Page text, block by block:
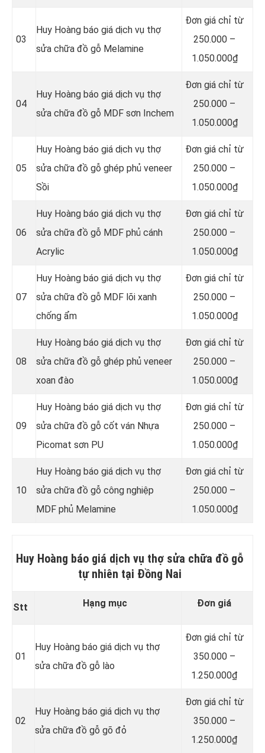
03
Huy Hoàng báo giá dịch vụ thợ
sửa chữa đồ gỗ Melamine
Đơn giá chỉ từ
250.000 –
1.050.000₫
04
Huy Hoàng báo giá dịch vụ thợ
sửa chữa đồ gỗ MDF sơn Inchem
Đơn giá chỉ từ
250.000 –
1.050.000₫
05
Huy Hoàng báo giá dịch vụ thợ
sửa chữa đồ gỗ ghép phủ veneer
Sồi
Đơn giá chỉ từ
250.000 –
1.050.000₫
06
Huy Hoàng báo giá dịch vụ thợ
sửa chữa đồ gỗ MDF phủ cánh
Acrylic
Đơn giá chỉ từ
250.000 –
1.050.000₫
07
Huy Hoàng báo giá dịch vụ thợ
sửa chữa đồ gỗ MDF lõi xanh
chống ẩm
Đơn giá chỉ từ
250.000 –
1.050.000₫
08
Huy Hoàng báo giá dịch vụ thợ
sửa chữa đồ gỗ ghép phủ veneer
xoan đào
Đơn giá chỉ từ
250.000 –
1.050.000₫
09
Huy Hoàng báo giá dịch vụ thợ
sửa chữa đồ gỗ cốt ván Nhựa
Picomat sơn PU
Đơn giá chỉ từ
250.000 –
1.050.000₫
10
Huy Hoàng báo giá dịch vụ thợ
sửa chữa đồ gỗ công nghiệp
MDF phủ Melamine
Đơn giá chỉ từ
250.000 –
1.050.000₫
Huy Hoàng báo giá dịch vụ thợ sửa chữa đồ gỗ
tự nhiên tại Đồng Nai
Stt Hạng mục Đơn giá
01
Huy Hoàng báo giá dịch vụ thợ
sửa chữa đồ gỗ lào
Đơn giá chỉ từ
350.000 –
1.250.000₫
02
Huy Hoàng báo giá dịch vụ thợ
sửa chữa đồ gỗ gõ đỏ
Đơn giá chỉ từ
350.000 –
1.250.000₫